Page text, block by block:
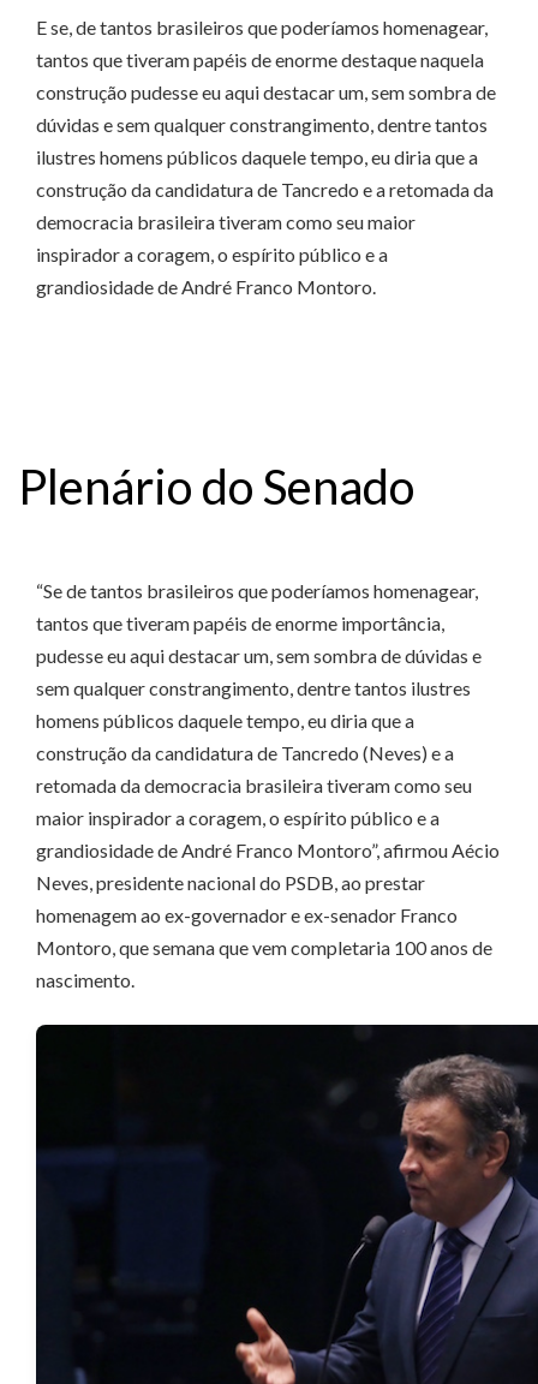
E se, de tantos brasileiros que poderíamos homenagear,
tantos que tiveram papéis de enorme destaque naquela
construção pudesse eu aqui destacar um, sem sombra de
dúvidas e sem qualquer constrangimento, dentre tantos
ilustres homens públicos daquele tempo, eu diria que a
construção da candidatura de Tancredo e a retomada da
democracia brasileira tiveram como seu maior
inspirador a coragem, o espírito público e a
grandiosidade de André Franco Montoro.
Plenário do Senado
“Se de tantos brasileiros que poderíamos homenagear,
tantos que tiveram papéis de enorme importância,
pudesse eu aqui destacar um, sem sombra de dúvidas e
sem qualquer constrangimento, dentre tantos ilustres
homens públicos daquele tempo, eu diria que a
construção da candidatura de Tancredo (Neves) e a
retomada da democracia brasileira tiveram como seu
maior inspirador a coragem, o espírito público e a
grandiosidade de André Franco Montoro”, afirmou Aécio
Neves, presidente nacional do PSDB, ao prestar
homenagem ao ex-governador e ex-senador Franco
Montoro, que semana que vem completaria 100 anos de
nascimento.